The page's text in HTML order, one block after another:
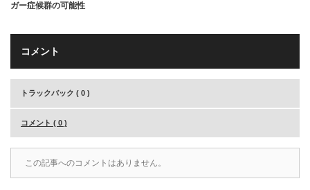
ガー症候群の可能性
コメント
トラックバック ( 0 )
コメント ( 0 )
この記事へのコメントはありません。